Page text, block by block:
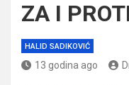
ZA I
HALID SADIKOVIĆ
13 godina ago